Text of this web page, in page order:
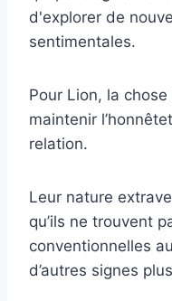
d'explorer de
sentimentales.
Pour Lion, la
maintenir
relation.
Leur nature
qu’ils ne trouvent
conventionnelles
d’autres signes